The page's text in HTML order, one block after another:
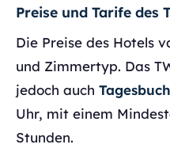
Preise und Tarife des
Die Preise des Hotels
und Zimmertyp. Das
jedoch auch
Uhr, mit einem
Stunden.